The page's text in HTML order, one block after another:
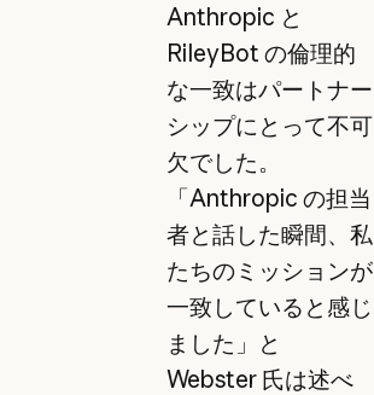
Anthropic と
RileyBot の倫理的
な一致はパートナー
シップにとって不可
欠でした。
「Anthropic の担当
者と話した瞬間、私
たちのミッションが
一致していると感じ
ました」と
Webster 氏は述べ